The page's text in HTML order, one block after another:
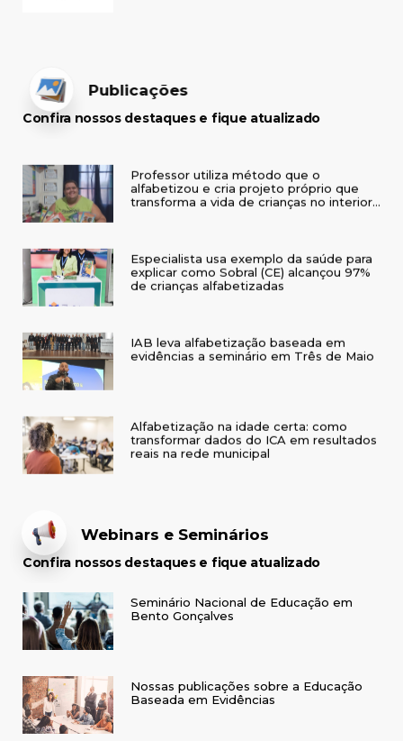
Publicações
Confira nossos destaques e fique atualizado
alfabetizou e cria projeto próprio que
transforma a vida de crianças no interior
do RS
explicar como Sobral (CE) alcançou 97%
de crianças alfabetizadas
evidências a seminário em Três de Maio
transformar dados do ICA em resultados
reais na rede municipal
Webinars e Seminários
Confira nossos destaques e fique atualizado
Seminário Nacional de Educação em
Bento Gonçalves
Nossas publicações sobre a Educação
Baseada em Evidências